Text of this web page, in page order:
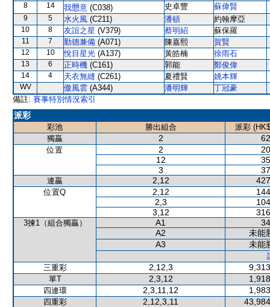
8 14 我𢥧意 (C038) 史卓豐 蘇偉賢
9 5 水火風 (C211) 潘頓 約翰摩亞
10 8 友誼之星 (V379) 蔡明紹 蘇保羅
11 7 勤德兼備 (A071) 陳嘉熙 賀賢
12 10 悅目星光 (A137) 黃皓楠 徐雨石
13 6 正時機 (C161) 郭能 鄭俊偉
14 4 天衣無縫 (C261) 夏禮賢 姚本輝
WV 傲風雲 (A344) 潘明輝
丁冠豪
備註: 賽事特別情況索引
派彩
彩池 勝出組合
派彩
獨贏
2
位置 2
12
3
連贏 2,12
位置Q 2,12
2,3
3,12
3揀1（組合獨贏） A1
A2
未能
A3
未能
三重彩
2,12,3
單T 2,3,12
四連環 2,3,11,12
四重彩 2,12,3,11